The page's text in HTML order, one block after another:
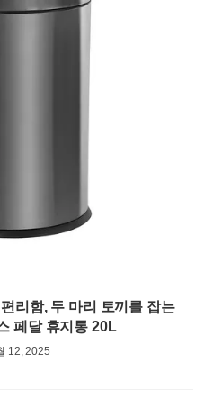
리함, 두 마리 토끼를 잡는
페달 휴지통 20L
12, 2025